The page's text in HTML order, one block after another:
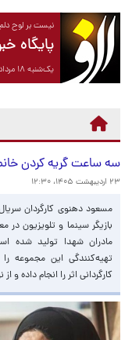
نیست بر لوح
پایگاه
یک‌شنبه ۱۸ مرداد ۱۴۰۵ برابر با ۰۹ آگوست ۲۰۲۶
سه ساعت گریه کردن
۲۳ اردیبهشت ۱۴۰۵، ۱۲:۳۰
مسعود دهنوی کارگردان
بازیگر سینما و تلویزیون
مادران شهدا تولید شده
تهیه‌کنندگی این مجموعه
کارگردانی اثر را انجام داده